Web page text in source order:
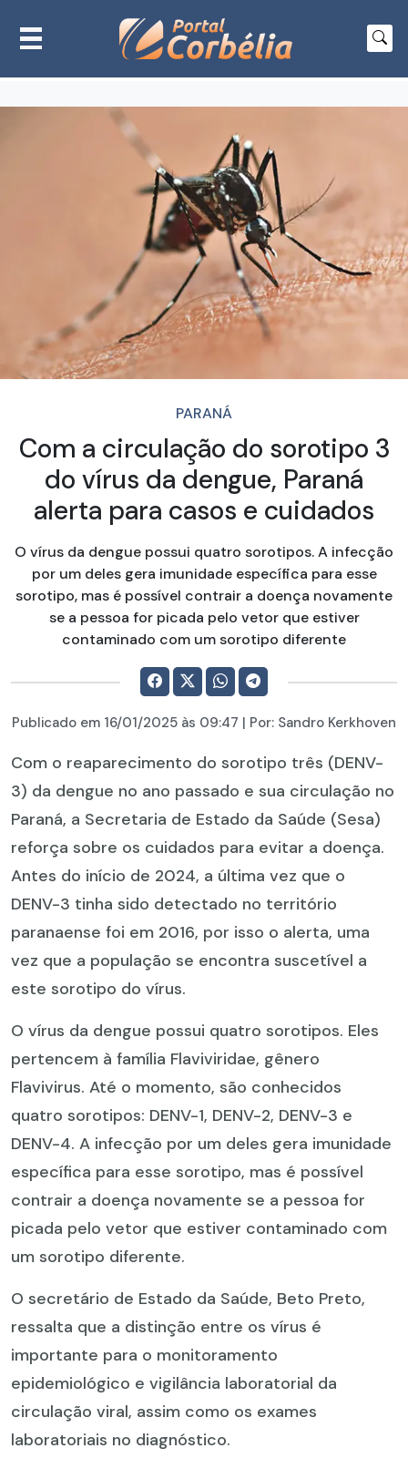
PARANÁ
Com a circulação do sorotipo 3
do vírus da dengue, Paraná
alerta para casos e cuidados
O vírus da dengue possui quatro sorotipos. A infecção
por um deles gera imunidade específica para esse
sorotipo, mas é possível contrair a doença novamente
se a pessoa for picada pelo vetor que estiver
contaminado com um sorotipo diferente
Publicado em 16/01/2025 às 09:47 | Por: Sandro Kerkhoven
Com o reaparecimento do sorotipo três (DENV-
3) da dengue no ano passado e sua circulação no
Paraná, a Secretaria de Estado da Saúde (Sesa)
reforça sobre os cuidados para evitar a doença.
Antes do início de 2024, a última vez que o
DENV-3 tinha sido detectado no território
paranaense foi em 2016, por isso o alerta, uma
vez que a população se encontra suscetível a
este sorotipo do vírus.
O vírus da dengue possui quatro sorotipos. Eles
pertencem à família Flaviviridae, gênero
Flavivirus. Até o momento, são conhecidos
quatro sorotipos: DENV-1, DENV-2, DENV-3 e
DENV-4. A infecção por um deles gera imunidade
específica para esse sorotipo, mas é possível
contrair a doença novamente se a pessoa for
picada pelo vetor que estiver contaminado com
um sorotipo diferente.
O secretário de Estado da Saúde, Beto Preto,
ressalta que a distinção entre os vírus é
importante para o monitoramento
epidemiológico e vigilância laboratorial da
circulação viral, assim como os exames
laboratoriais no diagnóstico.